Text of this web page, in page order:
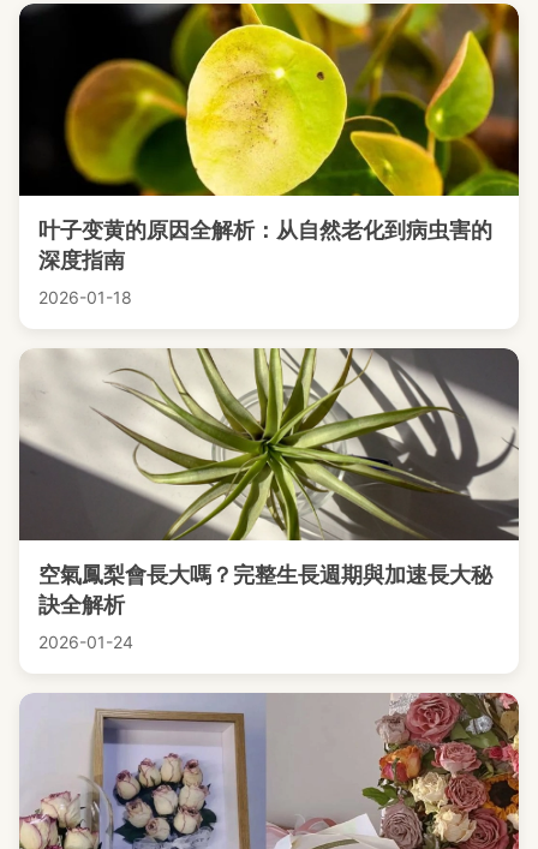
叶子变黄的原因全解析：从自然老化到病虫害的
深度指南
2026-01-18
空氣鳳梨會長大嗎？完整生長週期與加速長大秘
訣全解析
2026-01-24